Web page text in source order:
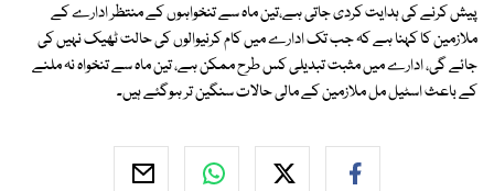
پیش کرنے کی ہدایت کردی جاتی ہے،تین ماہ سے تنخواہوں کے منتظر ادارے کے
ملازمین کا کہنا ہے کہ جب تک ادارے میں کام کرنیوالوں کی حالت ٹھیک نہیں کی
جائے گی، ادارے میں مثبت تبدیلی کس طرح ممکن ہے، تین ماہ سے تنخواہ نہ ملنے
کے باعث اسٹیل مل ملازمین کے مالی حالات سنگین تر ہوگئے ہیں۔